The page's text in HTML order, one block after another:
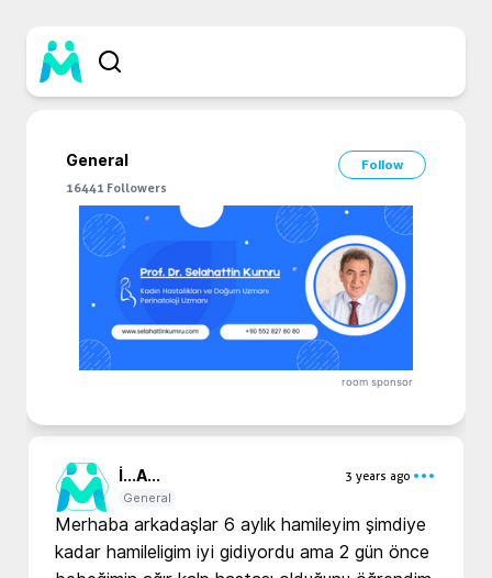
General
Follow
16441 Followers
room sponsor
İ...A...
3 years ago
General
Merhaba arkadaşlar 6 aylık hamileyim şimdiye
kadar hamileligim iyi gidiyordu ama 2 gün önce